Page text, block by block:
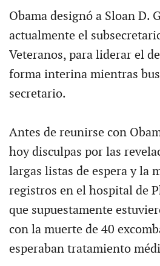
Obama designó a Sloan D.
actualmente el
Veteranos, para liderar el
forma interina mientras
secretario.
Antes de reunirse con
hoy disculpas por las
largas listas de espera y la
registros en el hospital de
que supuestamente
con la muerte de 40
esperaban tratamiento